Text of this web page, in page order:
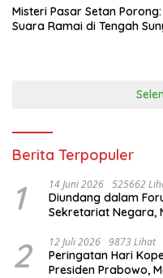
Misteri Pasar Setan Porong:
Suara Ramai di Tengah
Berita Terpopuler
1 14 Juni 2026 525662
Diundang dalam
Sekretariat Negara,
2 12 Juli 2026 9873 Lihat
Peringatan Hari
Presiden Prabowo,